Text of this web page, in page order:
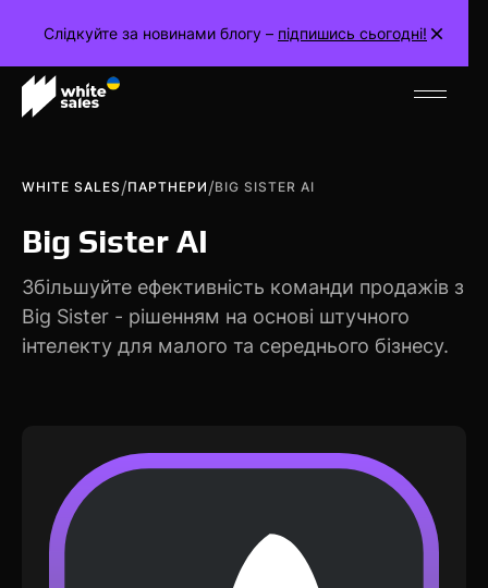
Слідкуйте за новинами блогу – підпишись сьогодні!
WHITE SALES /ПАРТНЕРИ /BIG SISTER AI
Big Sister AI
Збільшуйте ефективність команди продажів з
Big Sister - рішенням на основі штучного
інтелекту для малого та середнього бізнесу.